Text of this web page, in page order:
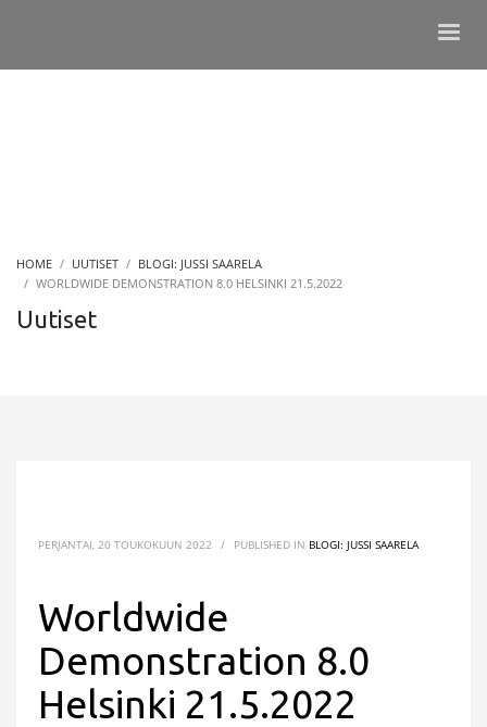
HOME UUTISET
BLOGI: JUSSI SAARELA
WORLDWIDE DEMONSTRATION 8.0 HELSINKI 21.5.2022
Uutiset
PERJANTAI, 20 TOUKOKUUN 2022 / PUBLISHED IN BLOGI: JUSSI SAARELA
Worldwide
Demonstration 8.0
Helsinki 21.5.2022